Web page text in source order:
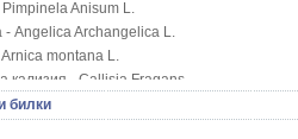
Anisum L.
- Angelica Archangelica L.
montana L.
кализия - Callisia Fragans
melanocorpa
билки